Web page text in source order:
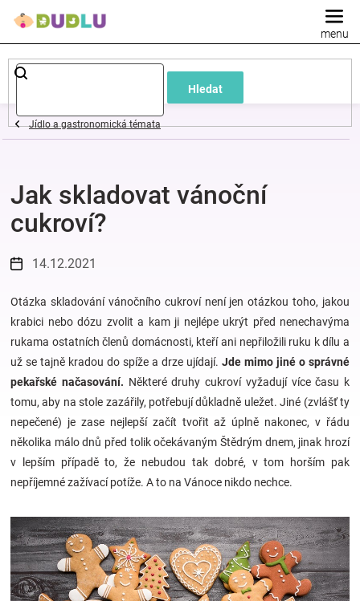
Hledat
Dětské
a
oblečení
Pokojíček
a
kojenecká
výbava
Hračky
a
zábava
pro
děti
Jídlo a gastronomická témata
Jak skladovat vánoční
cukroví?
14.12.2021
Otázka skladování vánočního cukroví není jen otázkou toho, jakou
krabici nebo dózu zvolit a kam ji nejlépe ukrýt před nenechavýma
rukama ostatních členů domácnosti, kteří ani nepřiložili ruku k dílu a
už se tajně kradou do spíže a drze ujídají. Jde mimo jiné o správné
pekařské načasování. Některé druhy cukroví vyžadují více času k
tomu, aby na stole zazářily, potřebují důkladně uležet. Jiné (zvlášť ty
nepečené) je zase nejlepší začít tvořit až úplně nakonec, v řádu
několika málo dnů před tolik očekávaným Štědrým dnem, jinak hrozí
v lepším případě to, že nebudou tak dobré, v tom horším pak
nepříjemné zažívací potíže. A to na Vánoce nikdo nechce.